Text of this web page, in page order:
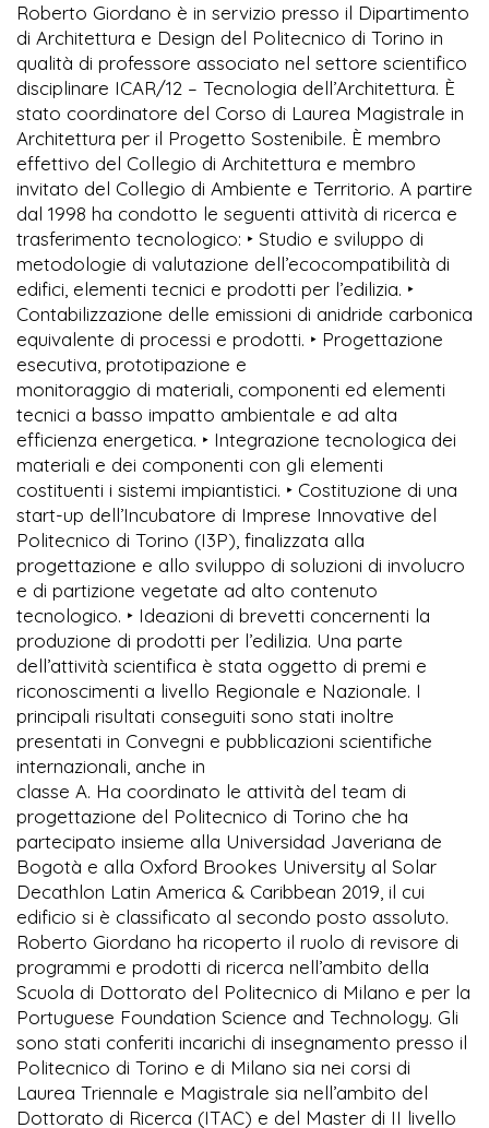
Roberto Giordano è in servizio presso il Dipartimento
di Architettura e Design del Politecnico di Torino in
qualità di professore associato nel settore scientifico
disciplinare ICAR/12 – Tecnologia dell’Architettura. È
stato coordinatore del Corso di Laurea Magistrale in
Architettura per il Progetto Sostenibile. È membro
effettivo del Collegio di Architettura e membro
invitato del Collegio di Ambiente e Territorio. A partire
dal 1998 ha condotto le seguenti attività di ricerca e
trasferimento tecnologico: ‣ Studio e sviluppo di
metodologie di valutazione dell’ecocompatibilità di
edifici, elementi tecnici e prodotti per l’edilizia. ‣
Contabilizzazione delle emissioni di anidride carbonica
equivalente di processi e prodotti. ‣ Progettazione
esecutiva, prototipazione e
monitoraggio di materiali, componenti ed elementi
tecnici a basso impatto ambientale e ad alta
efficienza energetica. ‣ Integrazione tecnologica dei
materiali e dei componenti con gli elementi
costituenti i sistemi impiantistici. ‣ Costituzione di una
start-up dell’Incubatore di Imprese Innovative del
Politecnico di Torino (I3P), finalizzata alla
progettazione e allo sviluppo di soluzioni di involucro
e di partizione vegetate ad alto contenuto
tecnologico. ‣ Ideazioni di brevetti concernenti la
produzione di prodotti per l’edilizia. Una parte
dell’attività scientifica è stata oggetto di premi e
riconoscimenti a livello Regionale e Nazionale. I
principali risultati conseguiti sono stati inoltre
presentati in Convegni e pubblicazioni scientifiche
internazionali, anche in
classe A. Ha coordinato le attività del team di
progettazione del Politecnico di Torino che ha
partecipato insieme alla Universidad Javeriana de
Bogotà e alla Oxford Brookes University al Solar
Decathlon Latin America & Caribbean 2019, il cui
edificio si è classificato al secondo posto assoluto.
Roberto Giordano ha ricoperto il ruolo di revisore di
programmi e prodotti di ricerca nell’ambito della
Scuola di Dottorato del Politecnico di Milano e per la
Portuguese Foundation Science and Technology. Gli
sono stati conferiti incarichi di insegnamento presso il
Politecnico di Torino e di Milano sia nei corsi di
Laurea Triennale e Magistrale sia nell’ambito del
Dottorato di Ricerca (ITAC) e del Master di II livello